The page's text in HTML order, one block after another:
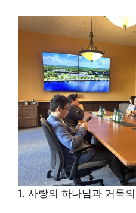
1. 사랑의 하나님과 거룩